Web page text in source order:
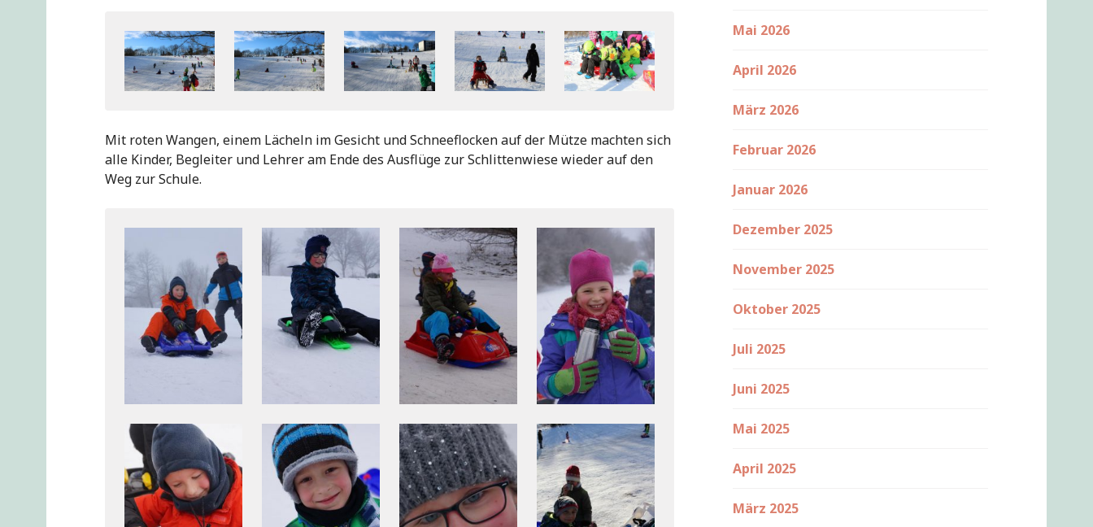
Mit roten Wangen, einem Lächeln im Gesicht und Schneeflocken auf der Mütze machten sich
alle Kinder, Begleiter und Lehrer am Ende des Ausflüge zur Schlittenwiese wieder auf den
Weg zur Schule.
Mai 2026
April 2026
März 2026
Februar 2026
Januar 2026
Dezember 2025
November 2025
Oktober 2025
Juli 2025
Juni 2025
Mai 2025
April 2025
März 2025